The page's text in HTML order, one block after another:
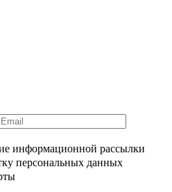
информационной рассылки
персональных данных